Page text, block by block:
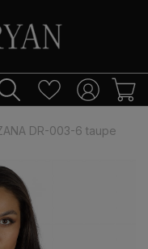
DR-003-6 taupe